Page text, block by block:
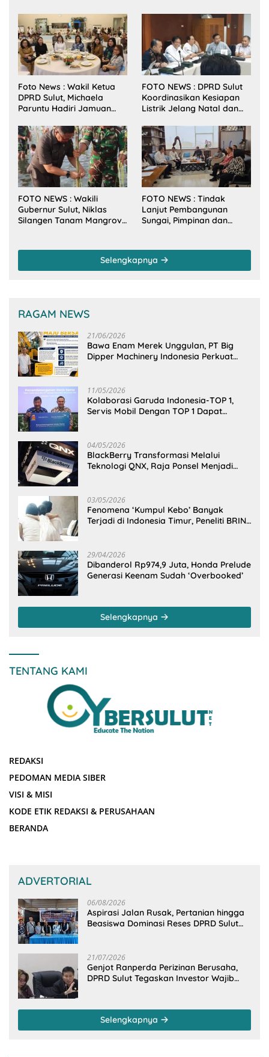
Foto News : Wakil Ketua
DPRD Sulut, Michaela
Paruntu Hadiri Jamuan
Sulut Bersama Wamenkes
RI
FOTO NEWS : DPRD Sulut
Koordinasikan Kesiapan
Listrik Jelang Natal dan
FOTO NEWS : Wakili
Gubernur Sulut, Niklas
Silangen Tanam Mangrove
FOTO NEWS : Tindak
Lanjut Pembangunan
Sungai, Pimpinan dan
Kementerian PU-RI
Selengkapnya
RAGAM NEWS
21/06/2026
Bawa Enam Merek Unggulan, PT Big
Dipper Machinery Indonesia Perkuat
11/05/2026
Kolaborasi Garuda Indonesia-TOP 1,
Servis Mobil Dengan TOP 1 Dapat
04/05/2026
BlackBerry Transformasi Melalui
Teknologi QNX, Raja Ponsel Menjadi
03/05/2026
Fenomena ‘Kumpul Kebo’ Banyak
Terjadi di Indonesia Timur, Peneliti BRIN
29/04/2026
Dibanderol Rp974,9 Juta, Honda Prelude
Generasi Keenam Sudah ‘Overbooked’
Selengkapnya
TENTANG KAMI
REDAKSI
PEDOMAN MEDIA SIBER
VISI & MISI
KODE ETIK REDAKSI & PERUSAHAAN
BERANDA
ADVERTORIAL
06/08/2026
Aspirasi Jalan Rusak, Pertanian hingga
Beasiswa Dominasi Reses DPRD Sulut
21/07/2026
Genjot Ranperda Perizinan Berusaha,
DPRD Sulut Tegaskan Investor Wajib
Selengkapnya